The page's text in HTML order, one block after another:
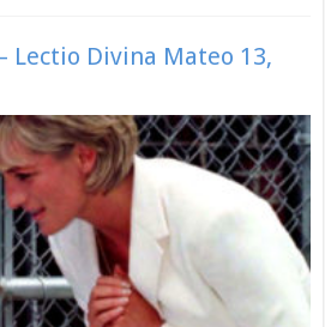
Lectio Divina Mateo 13,